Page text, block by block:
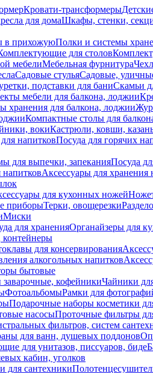
Кровати-трансформеры
для домаШкафы, стенки,
в прихожуюПолки и системы
для столов
мебелиМебельная фурнитура
Садовые стульяСадовые,
подставки для баниСкамьи
мебели для балкона, лоджии
хранения для балкона, лоджии
Компактные столы для
вокиКастрюли, ковши,
напитковПосуда для горячих
для выпечки, запеканияПосуда
напитковАксессуары для хранения
для кухонных ножей
приборыТерки, овощерезки
Миски
для храненияОрганайзеры для
для консервирования
алкогольных напитков
бытовые
кофейникиЧайники
ФотоальбомыРамки для
Подарочные наборы косметики
насосыПроточные фильтры
фильтров, систем
для ванн, душевых поддонов
для унитазов, писсуаров, биде
кабин, уголков
для сантехники